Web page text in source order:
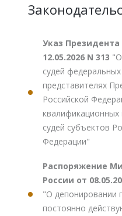
Указ
12.05.2026 N 313
судей
представителях
Российской
квалификационных
судей субъектов
Федерации"
Распоряжение
России от
"О депонировании
постоянно